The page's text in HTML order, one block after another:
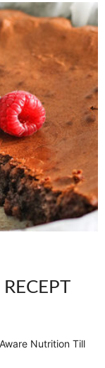
Nutrition Till